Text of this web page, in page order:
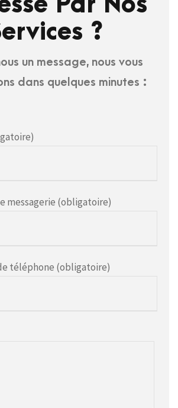
?
un message, nous vous
dans quelques minutes :
messagerie (obligatoire)
téléphone (obligatoire)